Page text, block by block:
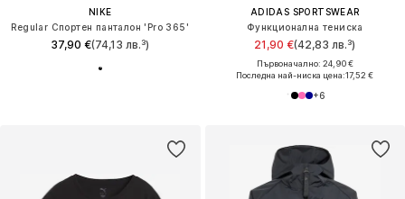
NIKE
Regular Спортен панталон 'Pro 365'
37,90 €(74,13 лв.³)
ADIDAS SPORTSWEAR
Функционална тениска
21,90 €(42,83 лв.³)
Първоначално: 24,90 €
Последна най-ниска цена:17,52 €
+6